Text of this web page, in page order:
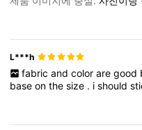
L***h
fabric and color are good
baseonthesize . ishould